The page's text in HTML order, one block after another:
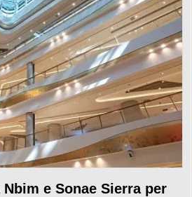
e Sonae Sierra per